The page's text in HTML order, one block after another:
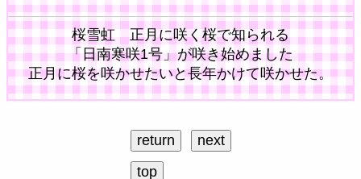
桜雪虹 正月に咲く桜で知られる
「日南寒咲1号」が咲き始めました
正月に桜を咲かせたいと長年かけて咲かせた。